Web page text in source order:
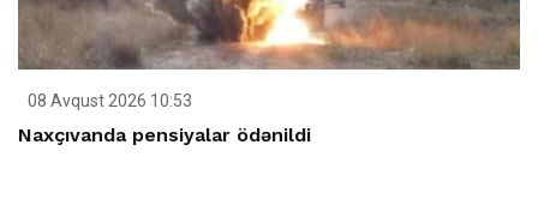
08 Avqust 2026 10:53
Naxçıvanda pensiyalar ödənildi